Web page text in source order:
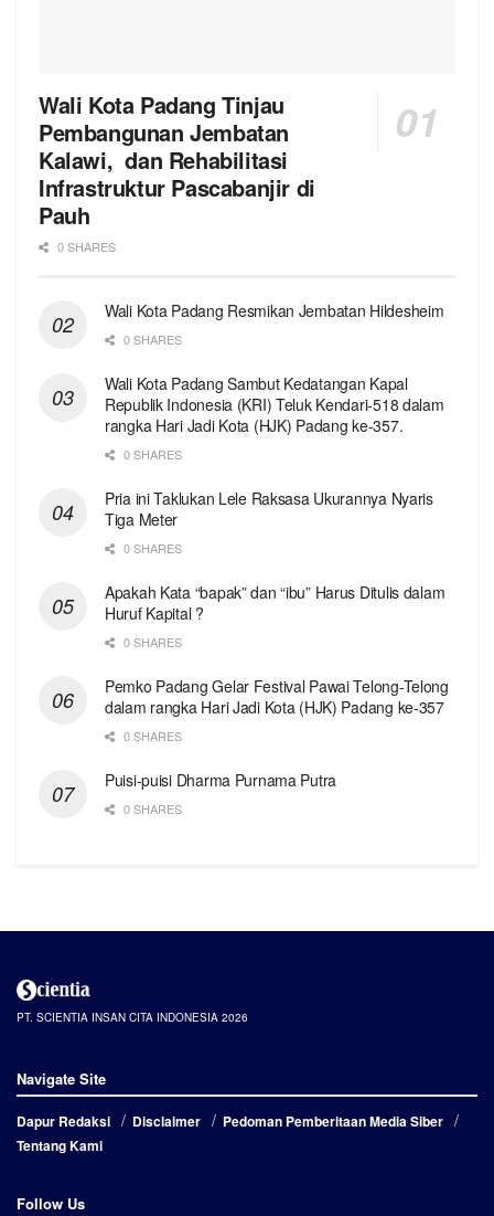
Wali Kota Padang Tinjau
Pembangunan Jembatan
Kalawi, dan Rehabilitasi
Infrastruktur Pascabanjir di
Pauh
0 SHARES
Wali Kota Padang Resmikan Jembatan Hildesheim
0 SHARES
Wali Kota Padang Sambut Kedatangan Kapal
Republik Indonesia (KRI) Teluk Kendari-518 dalam
rangka Hari Jadi Kota (HJK) Padang ke-357.
0 SHARES
Pria ini Taklukan Lele Raksasa Ukurannya Nyaris
Tiga Meter
0 SHARES
Apakah Kata “bapak” dan “ibu” Harus Ditulis dalam
Huruf Kapital ?
0 SHARES
Pemko Padang Gelar Festival Pawai Telong-Telong
dalam rangka Hari Jadi Kota (HJK) Padang ke-357
0 SHARES
Puisi-puisi Dharma Purnama Putra
0 SHARES
PT. SCIENTIA INSAN CITA INDONESIA 2026
Navigate Site
Dapur Redaksi Disclaimer
Pedoman Pemberitaan Media Siber
Tentang Kami
Follow Us